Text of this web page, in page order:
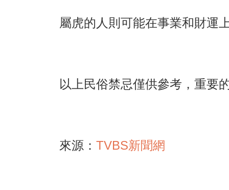
屬虎的人則可能在事業和財運
以上民俗禁忌僅供參考，重要
來源： TVBS新聞網